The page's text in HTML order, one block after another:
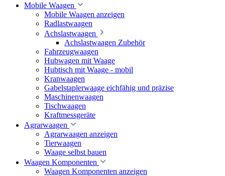
Mobile Waagen
Mobile Waagen anzeigen
Radlastwaagen
Achslastwaagen
Achslastwaagen Zubehör
Fahrzeugwaagen
Hubwagen mit Waage
Hubtisch mit Waage - mobil
Kranwaagen
Gabelstaplerwaage eichfähig und präzise
Maschinenwaagen
Tischwaagen
Kraftmessgeräte
Agrarwaagen
Agrarwaagen anzeigen
Tierwaagen
Waage selbst bauen
Waagen Komponenten
Waagen Komponenten anzeigen